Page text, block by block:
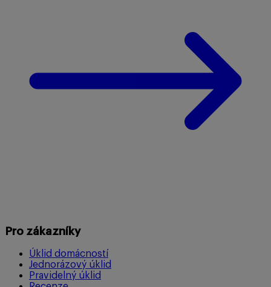
Pro zákazníky
Úklid domácností
Jednorázový úklid
Pravidelný úklid